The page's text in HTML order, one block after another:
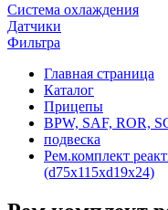
Система охлаждения
Датчики
Фильтра
Главная страница
Каталог
Прицепы
BPW, SAF, ROR,
подвеска
Рем.комплект
(d75x115xd19x24)